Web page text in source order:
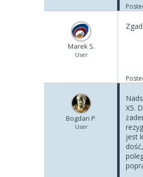
Marek S.
User
Bogdan P.
User
X5.
jest